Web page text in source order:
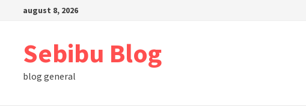
august 8, 2026
Sebibu Blog
blog general